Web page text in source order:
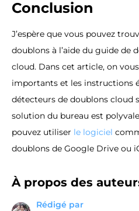
Conclusion
J’espère que vous pouvez
doublons à l’aide du guide de
cloud. Dans cet article, on
importants et les instructions
détecteurs de doublons cloud
solution du bureau est
pouvez utiliser le logiciel
doublons de Google Drive ou
À propos des
Rédigé par